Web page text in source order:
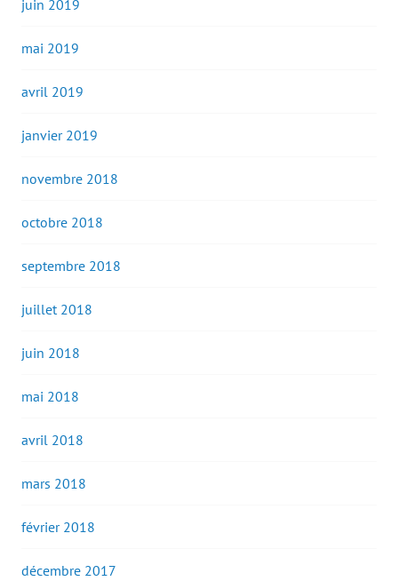
juin 2019
mai 2019
avril 2019
janvier 2019
novembre 2018
octobre 2018
septembre 2018
juillet 2018
juin 2018
mai 2018
avril 2018
mars 2018
février 2018
décembre 2017